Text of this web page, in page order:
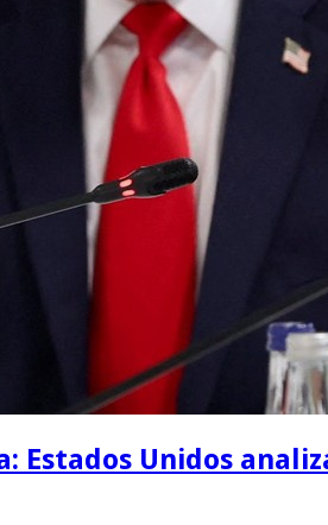
Estados Unidos